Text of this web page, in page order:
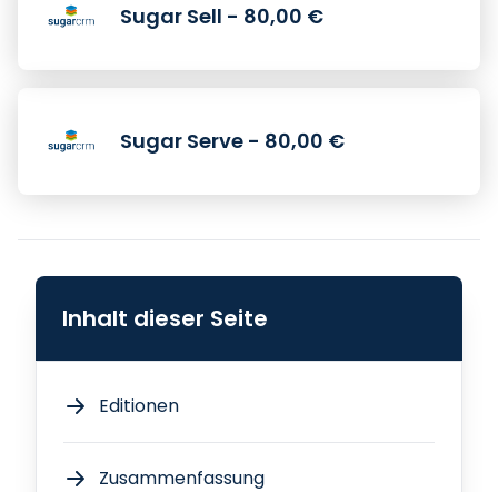
Sugar Sell - 80,00 €
Sugar Serve - 80,00 €
Inhalt dieser Seite
Editionen
Zusammenfassung